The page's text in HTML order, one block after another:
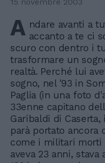
15 novembre 2003
A ndare avanti a
accanto a te ci
scuro con dentro i
trasformare un
realtà. Perché lui
sogno, nel '93 in
Paglia (in una foto
33enne capitano
Garibaldi di
parà portato ancora
come i militari morti
aveva 23 anni,